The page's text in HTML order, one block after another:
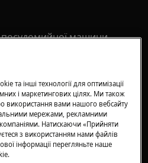
машини
машини
посудомийної машини
налаштування
та інші технології для оптимізації
і маркетингових цілях. Ми також
використання вами нашого вебсайту
мережами, рекламними
Натискаючи «Прийняти
з використанням нами файлів
інформації перегляньте наше